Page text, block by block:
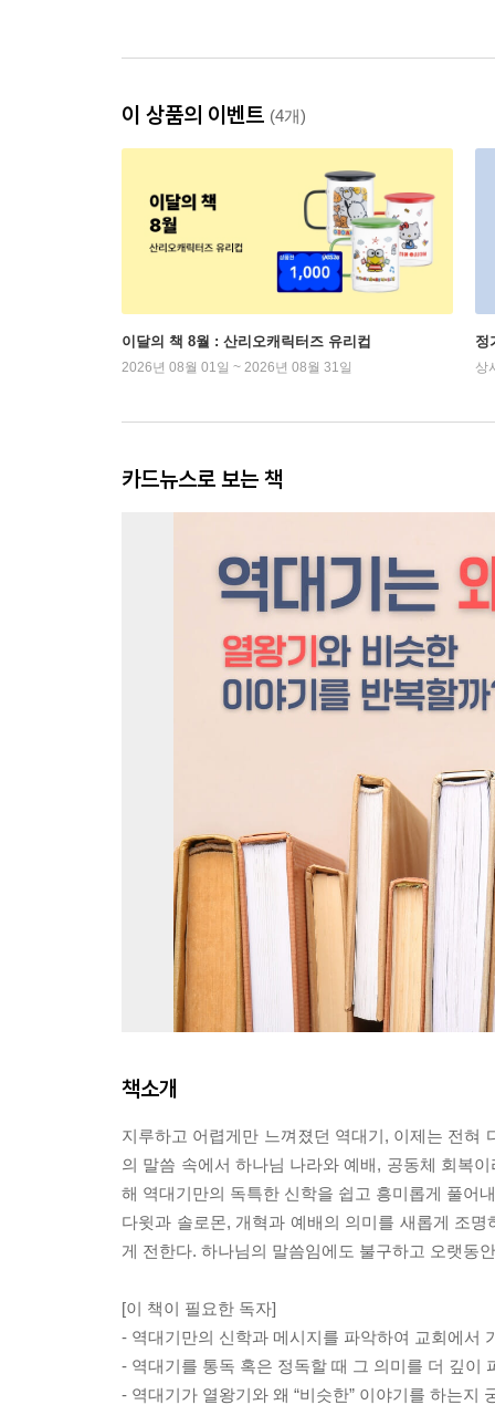
이 상품의 이벤트 (4개)
이달의 책 8월 : 산리오캐릭터즈 유리컵
2026년 08월 01일 ~ 2026년 08월 31일
정
상
카드뉴스로 보는 책
책소개
지루하고 어렵게만 느껴졌던 역대기, 이제는 전혀
의 말씀 속에서 하나님 나라와 예배, 공동체 회복
해 역대기만의 독특한 신학을 쉽고 흥미롭게 풀어
다윗과 솔로몬, 개혁과 예배의 의미를 새롭게 조
게 전한다. 하나님의 말씀임에도 불구하고 오랫동
[이 책이 필요한 독자]
- 역대기만의 신학과 메시지를 파악하여 교회에서
- 역대기를 통독 혹은 정독할 때 그 의미를 더 깊이
- 역대기가 열왕기와 왜 “비슷한” 이야기를 하는지